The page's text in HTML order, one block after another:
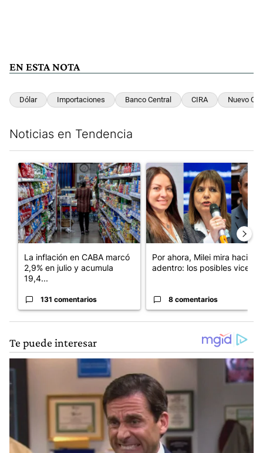
EN ESTA NOTA
Dólar Importaciones Banco Central CIRA Nuevo
Noticias en Tendencia
Un artículo de tendencia con el título "La inflación en CABA
La inflación en CABA marcó
2,9% en julio y acumula
19,4...
131 comentarios
Un artículo de tendencia con
Por ahora, Milei mira hacia
adentro: los posibles vices...
8 comentarios